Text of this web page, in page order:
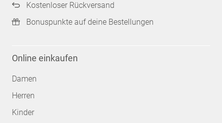
Kostenloser Rückversand
Bonuspunkte auf deine Bestellungen
Online einkaufen
Damen
Herren
Kinder